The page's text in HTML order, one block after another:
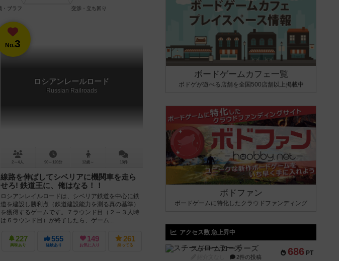
No.3
ロシアンレールロード
Russian Railroads
2～4人 90～120分 12歳～ 13件
線路を伸ばしてシベリアに機関車を走ら
せろ! 鉄道王に、俺はなる！！
ロシアンレイルロードは、シベリア鉄道を中心に鉄
道を建設し勝利点（鉄道建設能力を測る真の基準）
を獲得するゲームです。７ラウンド目（２～３人時
は６ラウンド目）が終了したら、ゲーム...
227
興味あり
555
経験あり
149
お気に入り
261
持ってる
ボードゲームカフェ一覧
ボドゲが遊べる店舗を全国500店舗以上掲載中
ボドファン
ボードゲームに特化したクラウドファンディング
アクセス数 急上昇中
686 PT
スチームローラーズ
2件の投稿